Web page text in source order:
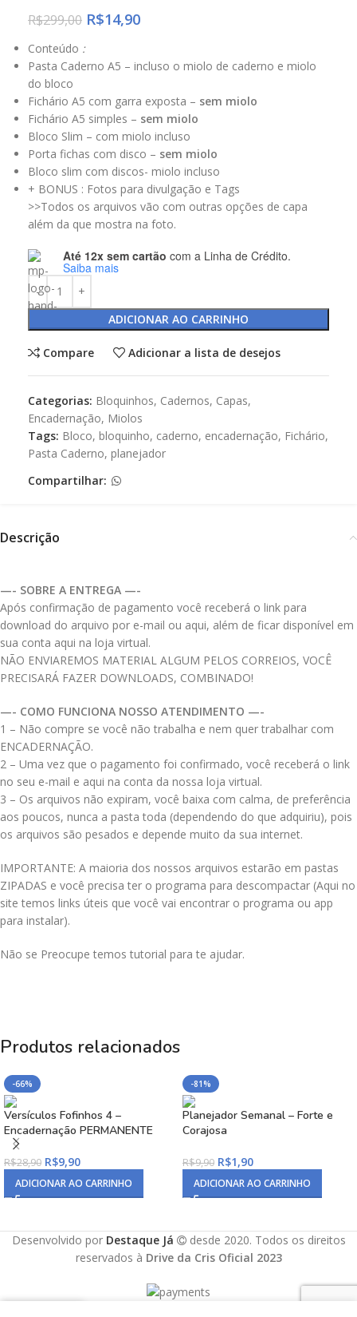
R$299,00 R$14,90
Conteúdo :
Pasta Caderno A5 – incluso o miolo de caderno e miolo
do bloco
Fichário A5 com garra exposta – sem miolo
Fichário A5 simples – sem miolo
Bloco Slim – com miolo incluso
Porta fichas com disco – sem miolo
Bloco slim com discos- miolo incluso
+ BONUS : Fotos para divulgação e Tags
>>Todos os arquivos vão com outras opções de capa
além da que mostra na foto.
Até 12x sem cartão com a Linha de Crédito.
Saiba mais
ADICIONAR AO CARRINHO
Compare Adicionar a lista de desejos
Categorias: Bloquinhos, Cadernos, Capas,
Encadernação, Miolos
Tags: Bloco, bloquinho, caderno, encadernação, Fichário,
Pasta Caderno, planejador
Compartilhar:
Descrição
—- SOBRE A ENTREGA —-
Após confirmação de pagamento você receberá o link para
download do arquivo por e-mail ou aqui, além de ficar disponível em
sua conta aqui na loja virtual.
NÃO ENVIAREMOS MATERIAL ALGUM PELOS CORREIOS, VOCÊ
PRECISARÁ FAZER DOWNLOADS, COMBINADO!
—- COMO FUNCIONA NOSSO ATENDIMENTO —-
1 – Não compre se você não trabalha e nem quer trabalhar com
ENCADERNAÇÃO.
2 – Uma vez que o pagamento foi confirmado, você receberá o link
no seu e-mail e aqui na conta da nossa loja virtual.
3 – Os arquivos não expiram, você baixa com calma, de preferência
aos poucos, nunca a pasta toda (dependendo do que adquiriu), pois
os arquivos são pesados e depende muito da sua internet.
IMPORTANTE: A maioria dos nossos arquivos estarão em pastas
ZIPADAS e você precisa ter o programa para descompactar (Aqui no
site temos links úteis que você vai encontrar o programa ou app
para instalar).
Não se Preocupe temos tutorial para te ajudar.
Produtos relacionados
-66%
Versículos Fofinhos 4 –
Encadernação PERMANENTE
R$28,90 R$9,90
ADICIONAR AO CARRINHO
-81%
Planejador Semanal – Forte e
Corajosa
R$9,90 R$1,90
ADICIONAR AO CARRINHO
Desenvolvido por Destaque Já
desde 2020. Todos os direitos
reservados à Drive da Cris Oficial 2023